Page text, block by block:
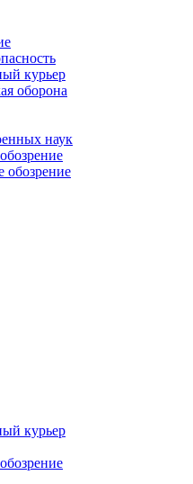
курьер
оборона
наук
обозрение
курьер